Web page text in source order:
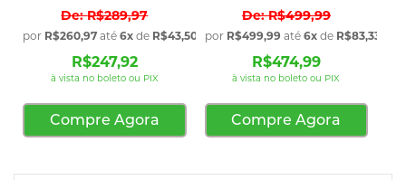
R$289,97
por R$260,97 até 6x de R$43,50 sem juros
R$247,92
à vista no boleto ou PIX
Compre Agora
R$499,99
por R$499,99 até 6xde R$83,33
R$474,99
à vista no boleto ou PIX
Compre Agora